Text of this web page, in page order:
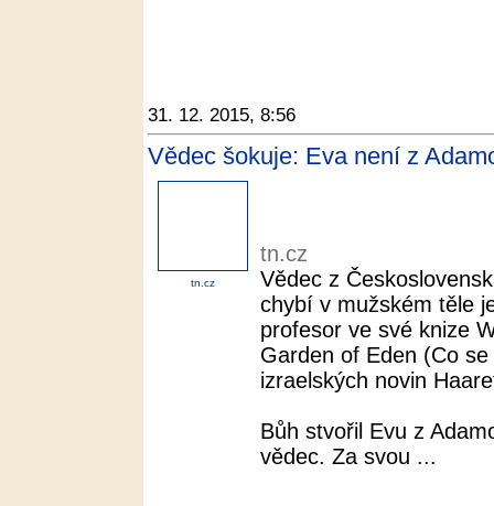
31. 12. 2015, 8:56
Vědec šokuje: Eva není z
tn.cz
tn.cz
Vědec z
chybí v mužském těle
profesor ve své knize
Garden of Eden (Co
izraelských novin
Bůh stvořil Evu z
vědec. Za svou ...